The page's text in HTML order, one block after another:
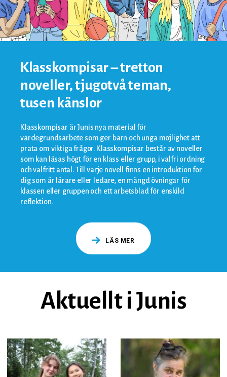
Klasskompisar – tretton
noveller, tjugotvå teman,
tusen känslor
Klasskompisar är Junis nya material för
värdegrundsarbete som ger barn och unga möjlighet att
prata om viktiga frågor. Klasskompisar består av noveller
som kan läsas högt för en klass eller grupp, i valfri ordning
och valfritt antal. Till varje novell finns en introduktion för
dig som är lärare eller ledare, en mängd övningar för
klassen eller gruppen och ett arbetsblad för enskild
reflektion.
LÄS MER
Aktuellt i Junis